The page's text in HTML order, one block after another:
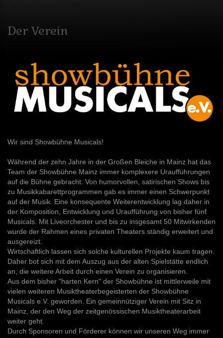
Der Verein
Wir sind Showbühne Musicals!
Während der zehn Jahre in der Großen Bleiche in Mainz hat das
Team der Showbühne Mainz immer komplexere Uraufführungen
auf die Bühne gebracht. Von humorvollen, satirischen Shows bis
zu Musikkabarettprogrammen gab es immer einen Schwerpunkt
auf der Musik. Eine konsequente Weiterentwicklung lag daher in
der Komposition, Entwicklung und Uraufführung von bisher fünf
Musicals. Mit Liveorchester und bis zu insgesamt 50 Mitwirkenden
wurde der Rahmen eines privaten Theaters ständig erweitert und
ausgereizt.
Wirtschaftlich lassen sich solche kulturellen Projekte kaum tragen.
Daher bot sich mit dem Auszug aus der alten Spielstätte endlich
an, die weitere Arbeit durch einen Verein zu organisieren.
Aus dem bisher "harten Kern" der Showbühne ist mittlerweile mit
vielen weiteren Musiktheaterbegeisterten der Showbühne
Musicals e.V. geworden. Ein gemeinnütziger Verein mit Sitz in
Mainz, der den Weg der zeitgenössischen Musiktheaterarbeit
weiter geht.
Durch Sponsoren und Förderer können wir unseren Weg immer